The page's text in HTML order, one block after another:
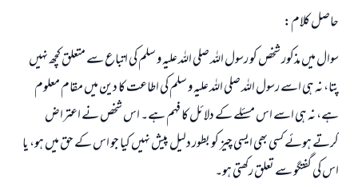
حاصل کلام:
سوال میں مذکور شخص کو رسول اللہ صلی اللہ علیہ و سلم کی اتباع سے متعلق کچھ نہیں
پتا، نہ ہی اسے رسول اللہ صلی اللہ علیہ و سلم کی اطاعت کا دین میں مقام معلوم
ہے، نہ ہی اسے اس مسئلے کے دلائل کا فہم ہے۔ اس شخص نے اعتراض
کرتے ہوئے کسی بھی ایسی چیز کو بطور دلیل پیش نہیں کیا جو اس کے حق میں ہو، یا
اس کی گفتگو سے تعلق رکھتی ہو۔